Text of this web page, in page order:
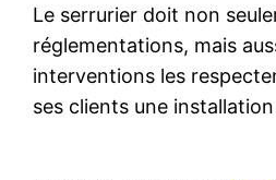
Le serrurier doit non
réglementations, mais
interventions les
ses clients une